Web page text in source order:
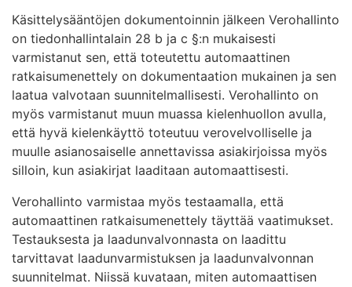
Käsittelysääntöjen dokumentoinnin jälkeen Verohallinto
on tiedonhallintalain 28 b ja c §:n mukaisesti
varmistanut sen, että toteutettu automaattinen
ratkaisumenettely on dokumentaation mukainen ja sen
laatua valvotaan suunnitelmallisesti. Verohallinto on
myös varmistanut muun muassa kielenhuollon avulla,
että hyvä kielenkäyttö toteutuu verovelvolliselle ja
muulle asianosaiselle annettavissa asiakirjoissa myös
silloin, kun asiakirjat laaditaan automaattisesti.
Verohallinto varmistaa myös testaamalla, että
automaattinen ratkaisumenettely täyttää vaatimukset.
Testauksesta ja laadunvalvonnasta on laadittu
tarvittavat laadunvarmistuksen ja laadunvalvonnan
suunnitelmat. Niissä kuvataan, miten automaattisen